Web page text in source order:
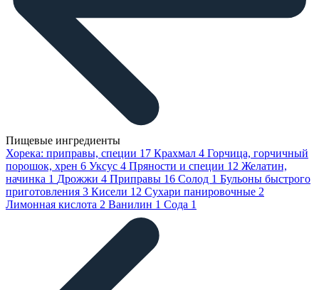
Пищевые ингредиенты
Хорека: приправы, специи 17 Крахмал 4 Горчица, горчичный
порошок, хрен 6 Уксус 4 Пряности и специи 12 Желатин,
начинка 1 Дрожжи 4 Приправы 16 Солод 1 Бульоны быстрого
приготовления 3 Кисели 12 Сухари панировочные 2
Лимонная кислота 2 Ванилин 1 Сода 1